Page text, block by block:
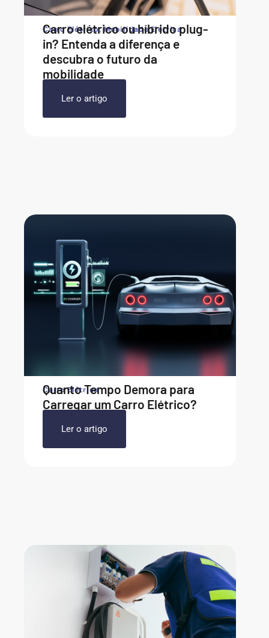
Carro Elétrico,Mobilidade Elétrica
Carro elétrico ou híbrido plug-
in? Entenda a diferença e
descubra o futuro da
mobilidade
Ler o artigo
Carro Elétrico
Quanto Tempo Demora para
Carregar um Carro Elétrico?
Ler o artigo